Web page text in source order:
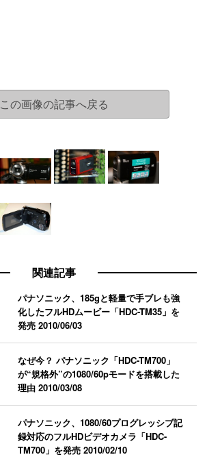
この画像の記事へ戻る
関連記事
パナソニック、185gと軽量で手ブレも強
化したフルHDムービー「HDC-TM35」を
発売2010/06/03
なぜ今？ パナソニック「HDC-TM700」
が“規格外”の1080/60pモードを搭載した
理由2010/03/08
パナソニック、1080/60プログレッシブ記
録対応のフルHDビデオカメラ「HDC-
TM700」を発売2010/02/10